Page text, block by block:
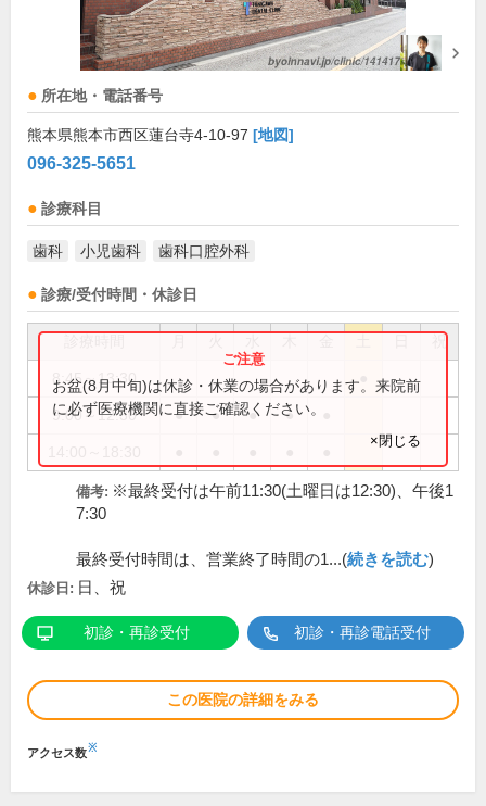
所在地・電話番号
熊本県熊本市西区蓮台寺4-10-97 [地図]
096-325-5651
診療科目
歯科 小児歯科 歯科口腔外科
診療/受付時間・休診日
祝
8:45～13:30
9:00～12:30 ● ● ● ●
お盆(8月中旬)は休診・休業の場合があります。来院前
に必ず医療機関に直接ご確認ください。
×閉じる
備考: ※最終受付は午前11:30(土曜日は12:30)、午後1
7:30
最終受付時間は、営業終了時間の1...(続きを読む)
休診日: 日、祝
初診・再診受付 初診・再診電話受付
この医院の詳細をみる
アクセス数※